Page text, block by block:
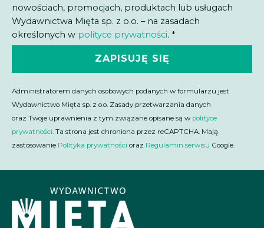
nowościach, promocjach, produktach lub usługach
Wydawnictwa Mięta sp. z o.o. – na zasadach
określonych w polityce prywatności. *
ZAPISUJĘ SIĘ
Administratorem danych osobowych podanych w formularzu jest
Wydawnictwo Mięta sp. z o.o. Zasady przetwarzania danych
oraz Twoje uprawnienia z tym związane opisane są w polityce
prywatności . Ta strona jest chroniona przez reCAPTCHA. Mają
zastosowanie Polityka prywatności oraz Regulamin serwisu Google.